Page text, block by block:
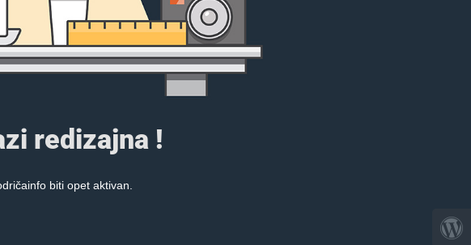
redizajna !
biti opet aktivan.